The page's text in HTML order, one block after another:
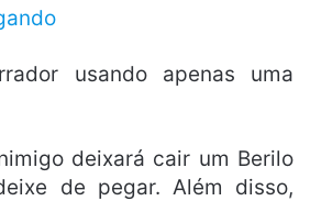
usando apenas uma
deixará cair um Berilo
de pegar. Além disso,